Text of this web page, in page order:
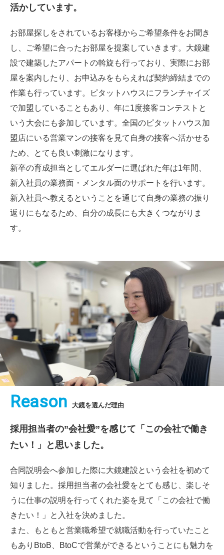
活かしています。
お部屋探しをされているお客様からご希望条件をお聞き
し、ご希望に合ったお部屋を提案していきます。大鏡建
設で建築したアパートの斡旋も行っており、実際にお部
屋を案内したり、お申込みをもらえれば契約締結までの
作業も行っています。ピタットハウスにフランチャイズ
で加盟していることもあり、年に1度接客コンテストと
いう大会にも参加しています。全国のピタットハウス加
盟店にいる営業マンの接客を見て自身の接客へ活かせる
ため、とても良い刺激になります。
新卒の育成担当としてエルダーに選ばれた年は1年間、
新入社員の業務面・メンタル面のサポートを行います。
新入社員へ教えるということを通じて自身の業務の振り
返りにもなるため、自分の成長にも大きくつながりま
す。
Reason 大鏡を選んだ理由
採用担当者の”会社愛”を感じて 「この会社で働き
たい！」と思いました。
合同説明会へ参加した際に大鏡建設という会社を初めて
知りました。採用担当者の会社愛をとても感じ、楽しそ
うに仕事の説明を行ってくれた姿を見て「この会社で働
きたい！」と入社を決めました。
また、もともと営業職希望で就職活動を行っていたこと
もありBtoB、BtoCで営業ができるということにも魅力を